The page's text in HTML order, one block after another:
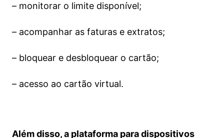
– monitorar o limite disponível;
– acompanhar as faturas e extratos;
– bloquear e desbloquear o cartão;
– acesso ao cartão virtual.
Além disso, a plataforma para dispositivos